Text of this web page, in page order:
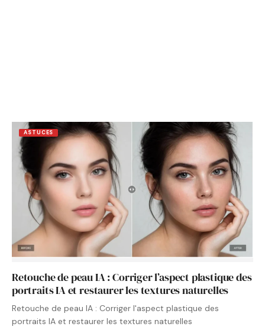
ASTUCES
Retouche de peau IA : Corriger l’aspect plastique des
portraits IA et restaurer les textures naturelles
Retouche de peau IA : Corriger l'aspect plastique des
portraits IA et restaurer les textures naturelles